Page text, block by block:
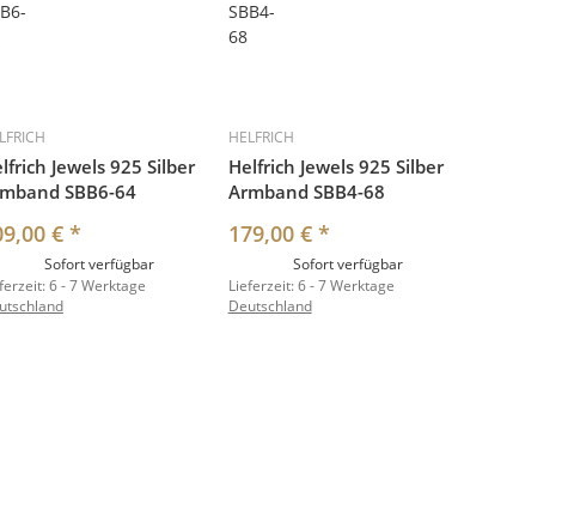
Jewels 925 Silber
SBB6-64
€ *
Sofort verfügbar
6 - 7 Werktage
HELFRICH
Helfrich Jewels 925 Silber
Armband SBB4-68
179,00 € *
Sofort verfügbar
Lieferzeit:6 - 7 Werktage
Deutschland